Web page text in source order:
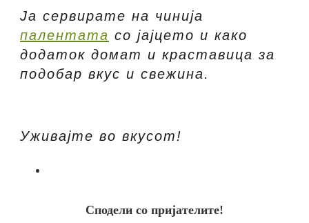
Ја сервирате на чинија
палентата со јајцето и како
додаток домат и краставица за
подобар вкус и свежина.
Уживајте во вкусот!
Сподели со пријателите!